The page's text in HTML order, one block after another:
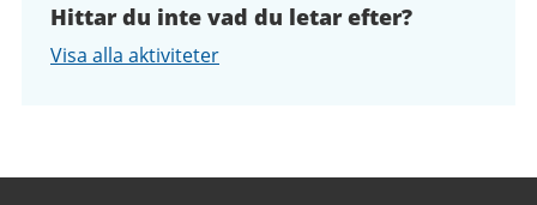
Hittar du inte vad du letar efter?
Visa alla aktiviteter